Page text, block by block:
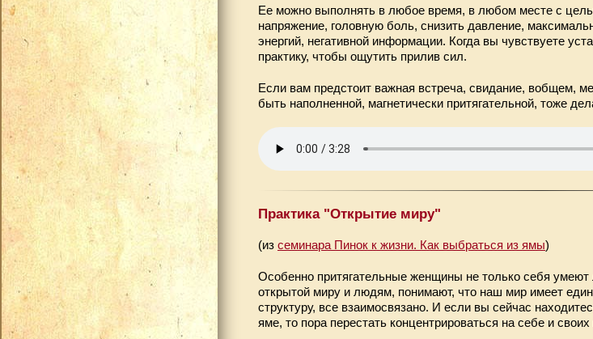
Ее можно выполнять в любое время, в любом месте с
напряжение, головную боль, снизить давление,
энергий, негативной информации. Когда вы чувствуете
практику, чтобы ощутить прилив сил.
Если вам предстоит важная встреча, свидание, вобщем,
быть наполненной, магнетически притягательной, тоже
Практика "Открытие миру"
(из семинара Пинок к жизни. Как выбраться из ямы)
Особенно притягательные женщины не только себя
открытой миру и людям, понимают, что наш мир имеет
структуру, все взаимосвязано. И если вы сейчас
яме, то пора перестать концентрироваться на себе и